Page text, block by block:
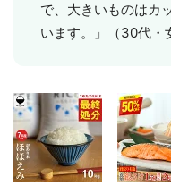
で、大きいものはカ
います。」（30代・